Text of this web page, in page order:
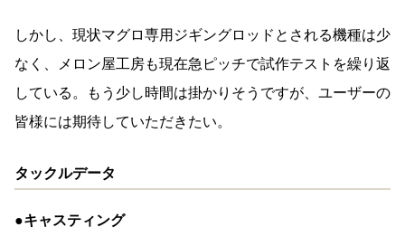
しかし、現状マグロ専用ジギングロッドとされる機種は少
なく、メロン屋工房も現在急ピッチで試作テストを繰り返
している。もう少し時間は掛かりそうですが、ユーザーの
皆様には期待していただきたい。
タックルデータ
●キャスティング